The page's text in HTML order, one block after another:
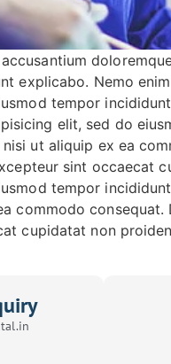
explicabo. Nemo
tempor
elit, sed do
ut aliquip ex ea
sint occaecat
tempor
commodo
cupidatat non